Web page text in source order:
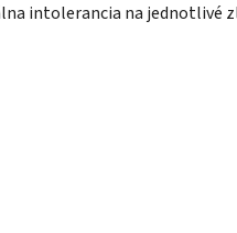
intolerancia na jednotlivé